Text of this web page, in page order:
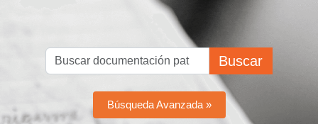
Buscar
Búsqueda Avanzada »